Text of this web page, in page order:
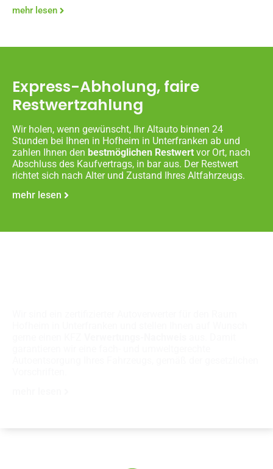
mehr lesen
Express-Abholung, faire
Restwertzahlung
Wir holen, wenn gewünscht, Ihr Altauto binnen 24
Stunden bei Ihnen in Hofheim in Unterfranken ab und
zahlen Ihnen den bestmöglichen Restwert vor Ort, nach
Abschluss des Kaufvertrags, in bar aus. Der Restwert
richtet sich nach Alter und Zustand Ihres Altfahrzeugs.
mehr lesen